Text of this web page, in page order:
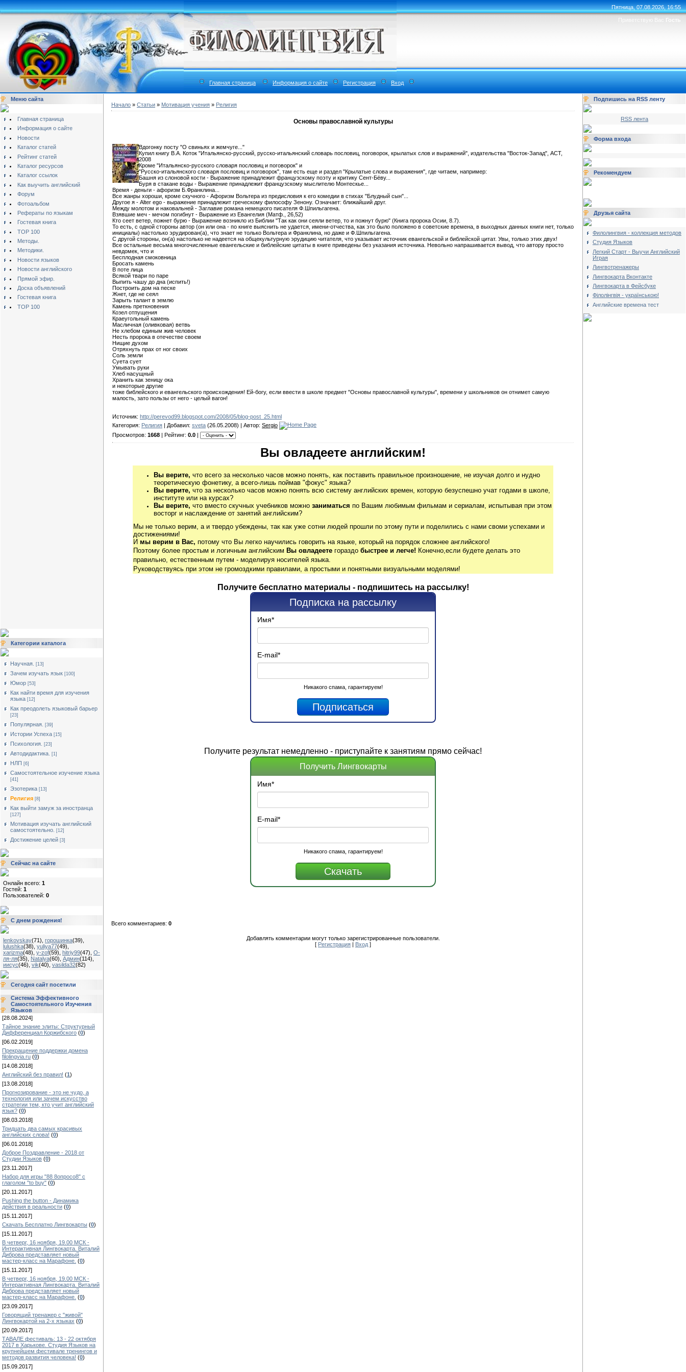
Пятница, 07.08.2026, 16:55
Приветствую Вас Гость
Главная страница Информация о сайте Регистрация Вход
Меню сайта
Главная страница
Информация о сайте
Новости
Каталог статей
Рейтинг статей
Каталог ресурсов
Каталог ссылок
Как выучить английский
Форум
Фотоальбом
Рефераты по языкам
Гостевая книга
TOP 100
Методы.
Методики.
Новости языков
Новости английского
Прямой эфир.
Доска объявлений
Гостевая книга
TOP 100
Категории каталога
Научная. [13]
Зачем изучать язык [100]
Юмор [53]
Как найти время для изучения
языка [12]
Как преодолеть языковый барьер
[23]
Популярная. [39]
Истории Успеха [15]
Психология. [23]
Автодидактика. [1]
НЛП [6]
Cамостоятельное изучение языка
[41]
Эзотерика [13]
Религия [8]
Как выйти замуж за иностранца
[127]
Мотивация изучать английский
самостоятельно.
[12]
Достижение целей [3]
Сейчас на сайте
Онлайн всего: 1
Гостей: 1
Пользователей: 0
С днем рождения!
lenkovskay(71) горошинка(39)
lulushka(38) yuliya77(49)
xarizma(48) y-zof(59) hitriy99(47) О-
ля-ля(35) Natalya(60) Админ(114)
иисус(46) vik(40) vasilda32(82)
Сегодня сайт посетили
Система Эффективного
Самостоятельного Изучения
Языков
[28.08.2024]
Тайное знание элиты: Структурный
Дифференциал Коржибского (0)
[06.02.2019]
Прекращение поддержки домена
filolingvia.ru (0)
[14.08.2018]
Английский без правил! (1)
[13.08.2018]
Прогнозирование - это не чудо, а
технология или зачем искусство
стратегии тем, кто учит английский
язык? (0)
[08.03.2018]
Тридцать два самых красивых
английских слова! (0)
[06.01.2018]
Доброе Поздравление - 2018 от
Студии Языков (0)
[23.11.2017]
Набор для игры "88 8опросо8" с
глаголом "to buy" (0)
[20.11.2017]
Pushing the button - Динамика
действия в реальности (0)
[15.11.2017]
Скачать Бесплатно Лингвокарты (0)
[15.11.2017]
В четверг, 16 ноября, 19.00 МСК -
Интерактивная Лингвокарта. Виталий
Диброва представляет новый
мастер-класс на Марафоне. (0)
[15.11.2017]
В четверг, 16 ноября, 19.00 МСК -
Интерактивная Лингвокарта. Виталий
Диброва представляет новый
мастер-класс на Марафоне. (0)
[23.09.2017]
Говорящий тренажер с "живой"
Лингвокартой на 2-х языках (0)
[20.09.2017]
ТАВАЛЕ фестиваль: 13 - 22 октября
2017 в Харькове. Студия Языков на
крупнейшем фестивале тренингов и
методов развития человека! (0)
[15.09.2017]
Начало » Статьи » Мотивация учения » Религия
Основы православной культуры
Вдогонку посту "О свиньях и жемчуге..."
Купил книгу В.А. Коток "Итальянско-русский, русско-итальянский словарь пословиц, поговорок, крылатых слов и выражений", издательства "Восток-Запад", АСТ,
2008
Кроме "Итальянско-русского словаря пословиц и поговорок" и
"Русско-итальянского словаря пословиц и поговорок", там есть еще и раздел "Крылатые слова и выражения", где читаем, например:
Башня из слоновой кости - Выражение принадлежит французскому поэту и критику Сент-Бёву...
Буря в стакане воды - Выражение принадлежит французскому мыслителю Монтескье...
Время - деньги - афоризм Б.Франклина...
Все жанры хороши, кроме скучного - Афоризм Вольтера из предисловия к его комедии в стихах "Блудный сын"...
Другое я - Alter ego - выражение принадлежит греческому философу Зенону. Означает: ближайший друг.
Между молотом и наковальней - Заглавие романа немецкого писателя Ф.Шпильгагена.
Взявшие меч - мечом погибнут - Выражение из Евангелия (Матф., 26,52)
Кто сеет ветер, пожнет бурю - Выражение возникло из Библии "Так как они сеяли ветер, то и пожнут бурю" (Книга пророка Осии, 8.7).
То есть, с одной стороны автор (он или она - по книге выяснить не удается, имени-отчества, как это было положено в советские времена, в выходных данных книги нет, только
инициалы) настолько эрудирован(а), что знает не только Вольтера и Франклина, но даже и Ф.Шпильгагена.
С другой стороны, он(а) настолько не надеется на общекультурную эрудицию читателя, что указывает источник евангельской и библейской цитат. Увы, только этих двух!
Все остальные весьма многочисленные евангельские и библейские цитаты в книге приведены без указания источника. Невольно напрашивается вывод, что автору просто
невдомек, что и
Бесплодная смоковница
Бросать камень
В поте лица
Всякой твари по паре
Выпить чашу до дна (испить!)
Построить дом на песке
Жнет, где не сеял
Зарыть талант в землю
Камень преткновения
Козел отпущения
Краеугольный камень
Масличная (оливковая) ветвь
Не хлебом единым жив человек
Несть пророка в отечестве своем
Нищие духом
Отряхнуть прах от ног своих
Соль земли
Суета сует
Умывать руки
Хлеб насущный
Хранить как зеницу ока
и некоторые другие
тоже библейского и евангельского происхождения! Ей-богу, если ввести в школе предмет "Основы православной культуры", времени у школьников он отнимет самую
малость, зато пользы от него - целый вагон!
Источник: http://perevod99.blogspot.com/2008/05/blog-post_25.html
Категория: Религия | Добавил: sveta (26.05.2008) | Автор: Sergio
Просмотров: 1668 | Рейтинг: 0.0
Вы овладеете английским!
Вы верите, что всего за несколько часов можно понять, как поставить правильное произношение, не изучая долго и нудно
теоретическую фонетику, а всего-лишь поймав "фокус" языка?
Вы верите, что за несколько часов можно понять всю систему английских времен, которую безуспешно учат годами в школе,
институте или на курсах?
Вы верите, что вместо скучных учебников можно заниматься по Вашим любимым фильмам и сериалам, испытывая при этом
восторг и наслаждение от занятий английским?
Мы не только верим, а и твердо убеждены, так как уже сотни людей прошли по этому пути и поделились с нами своми успехами и
достижениями!
И мы верим в Вас, потому что Вы легко научились говорить на языке, который на порядок сложнее английского!
Поэтому более простым и логичным английским Вы овладеете гораздо быстрее и легче! Конечно,если будете делать это
правильно, естественным путем - моделируя носителей языка.
Руководствуясь при этом не громоздкими правилами, а простыми и понятными визуальными моделями!
Получите бесплатно материалы - подпишитесь на рассылку!
Подписка на рассылку
Имя*
E-mail*
Никакого спама, гарантируем!
Получите результат немедленно - приступайте к занятиям прямо сейчас!
Получить Лингвокарты
Имя*
E-mail*
Никакого спама, гарантируем!
Всего комментариев: 0
Добавлять комментарии могут только зарегистрированные пользователи.
[ Регистрация Вход ]
Подпишись на RSS ленту
RSS лента
Форма входа
Рекомендуем
Друзья сайта
Филолингвия - коллекция методов
Студия Языков
Легкий Старт - Выучи Английский
Играя
Лингвотренажеры
Лингвокарта Вконтакте
Лингвокарта в Фейсбуке
Філолінгвія - українською!
Английские времена тест